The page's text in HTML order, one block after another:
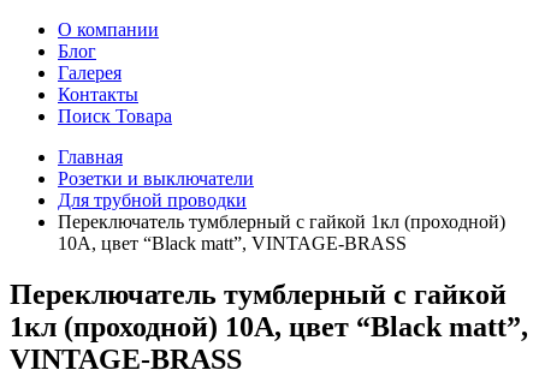
О компании
Блог
Галерея
Контакты
Поиск Товара
Главная
Розетки и выключатели
Для трубной проводки
Переключатель тумблерный с гайкой 1кл (проходной)
10А, цвет “Black matt”, VINTAGE-BRASS
Переключатель тумблерный с гайкой
1кл (проходной) 10А, цвет “Black matt”,
VINTAGE-BRASS